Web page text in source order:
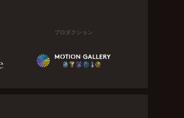
プロダクション